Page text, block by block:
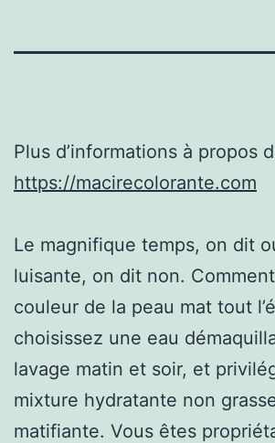
Plus d’informations à propos
https://macirecolorante.com
Le magnifique temps, on dit
luisante, on dit non.
couleur de la peau mat tout
choisissez une eau
lavage matin et soir, et
mixture hydratante non
matifiante. Vous êtes